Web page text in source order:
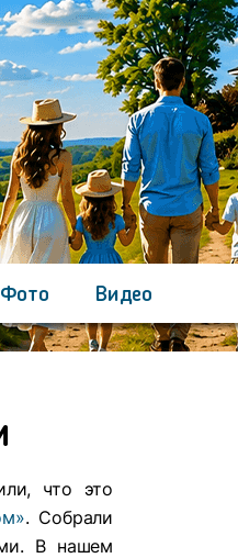
Фото
Видео
что это
. Собрали
В нашем